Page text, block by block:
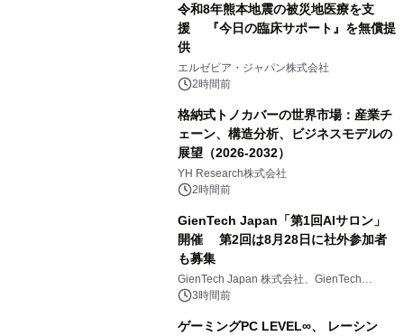
令和8年熊本地震の被災地医療を支
援 『今日の臨床サポート』を無償提
供
エルゼビア・ジャパン株式会社
2時間前
格納式トノカバーの世界市場：産業チ
ェーン、構造分析、ビジネスモデルの
展望（2026-2032）
YH Research株式会社
2時間前
GienTech Japan「第1回AIサロン」
開催 第2回は8月28日に社外参加者
も募集
GienTech Japan 株式会社、GienTech
Consulting Japan 株式会社
3時間前
ゲーミングPC LEVEL∞、 レーシン